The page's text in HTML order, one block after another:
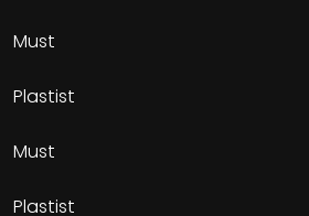
Must
Plastist
Must
Plastist